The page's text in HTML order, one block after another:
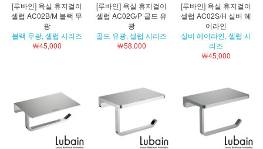
[루바인] 욕실 휴지걸이
셀럽 AC02B/M 블랙 무
광
블랙 무광, 셀럽 시리즈
￦45,000
[루바인] 욕실 휴지걸이
셀럽 AC02G/P 골드 유
광
골드 유광, 셀럽 시리즈
￦58,000
[루바인] 욕실 휴지걸이
셀럽 AC02S/H 실버 헤
어라인
실버 헤어라인, 셀럽 시
리즈
￦45,000